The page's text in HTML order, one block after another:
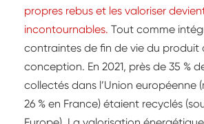
propres rebus et les valoriser
incontournables. Tout comme
contraintes de fin de vie du produit
conception. En 2021, près de 35 %
collectés dans l’Union européenne
26 % en France) étaient recyclés